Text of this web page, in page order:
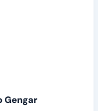
Gengar